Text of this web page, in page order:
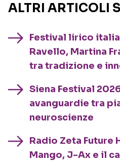
ALTRI ARTICOLI
Festival lirico
Ravello, Martina
tra tradizione e
Siena Festival
avanguardie tra
neuroscienze
Radio Zeta Future
Mango, J-Ax e il